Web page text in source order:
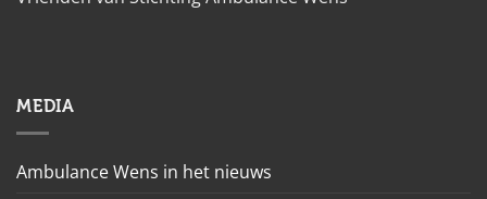
MEDIA
Ambulance Wens in het nieuws